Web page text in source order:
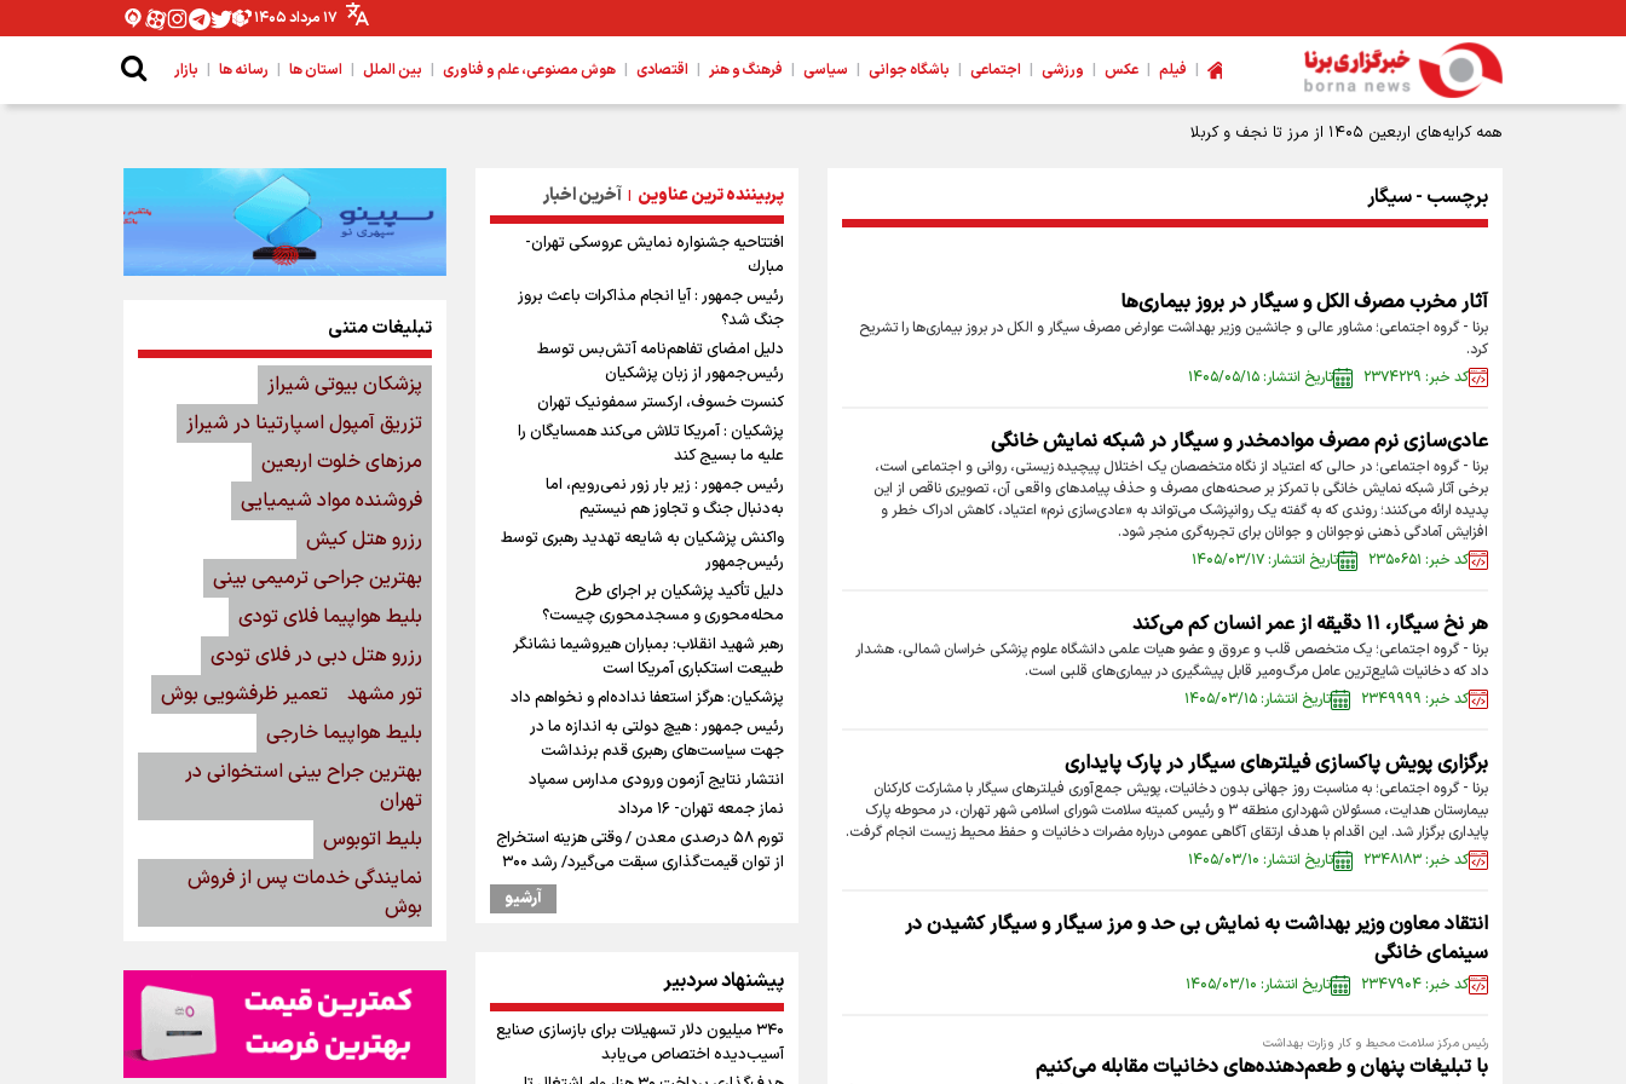
۱۷ مرداد ۱۴۰۵
| فیلم | عکس | ورزشی | اجتماعی | باشگاه جوانی | سیاسی | فرهنگ و هنر | اقتصادی | هوش مصنوعی، علم و فناوری | بین الملل | استان ها | رسانه ها | بازار
همه کرایه‌های اربعین ۱۴۰۵ از مرز تا نجف و کربلا
برچسب - سیگار
آثار مخرب مصرف الکل و سیگار در بروز بیماری‌ها
برنا - گروه اجتماعی؛ مشاور عالی و جانشین وزیر بهداشت عوارض مصرف سیگار و الکل در بروز بیماری‌ها را تشریح
کرد.
کد خبر: ۲۳۷۴۲۲۹
تاریخ انتشار: ۱۴۰۵/۰۵/۱۵
عادی‌سازی نرم مصرف موادمخدر و سیگار در شبکه نمایش خانگی
برنا - گروه اجتماعی؛ در حالی که اعتیاد از نگاه متخصصان یک اختلال پیچیده زیستی، روانی و اجتماعی است،
برخی آثار شبکه نمایش خانگی با تمرکز بر صحنه‌های مصرف و حذف پیامد‌های واقعی آن، تصویری ناقص از این
پدیده ارائه می‌کنند؛ روندی که به گفته یک روانپزشک می‌تواند به «عادی‌سازی نرم» اعتیاد، کاهش ادراک خطر و
افزایش آمادگی ذهنی نوجوانان و جوانان برای تجربه‌گری منجر شود.
کد خبر: ۲۳۵۰۶۵۱
تاریخ انتشار: ۱۴۰۵/۰۳/۱۷
هر نخ سیگار، ۱۱ دقیقه از عمر انسان کم می‌کند
برنا - گروه اجتماعی؛ یک متخصص قلب و عروق و عضو هیات علمی دانشگاه علوم پزشکی خراسان شمالی، هشدار
داد که دخانیات شایع‌ترین عامل مرگ‌ومیر قابل پیشگیری در بیماری‌های قلبی است.
کد خبر: ۲۳۴۹۹۹۹
تاریخ انتشار: ۱۴۰۵/۰۳/۱۵
برگزاری پویش پاکسازی فیلتر‌های سیگار در پارک پایداری
برنا - گروه اجتماعی؛ به مناسبت روز جهانی بدون دخانیات، پویش جمع‌آوری فیلتر‌های سیگار با مشارکت کارکنان
بیمارستان هدایت، مسئولان شهرداری منطقه ۳ و رئیس کمیته سلامت شورای اسلامی شهر تهران، در محوطه پارک
پایداری برگزار شد. این اقدام با هدف ارتقای آگاهی عمومی درباره مضرات دخانیات و حفظ محیط زیست انجام گرفت.
کد خبر: ۲۳۴۸۱۸۳
تاریخ انتشار: ۱۴۰۵/۰۳/۱۰
انتقاد معاون وزیر بهداشت به نمایش بی حد و مرز سیگار و سیگار کشیدن در
سینمای خانگی
کد خبر: ۲۳۴۷۹۰۴ تاریخ انتشار: ۱۴۰۵/۰۳/۱۰
رئیس مرکز سلامت محیط و کار وزارت بهداشت
با تبلیغات پنهان و طعم‌دهنده‌های دخانیات مقابله می‌کنیم
پربیننده ترین عناوین | آخرین اخبار
افتتاحیه جشنواره نمايش عروسكى تهران-
مبارك
رئیس جمهور : آیا انجام مذاکرات باعث بروز
جنگ شد؟
دلیل امضای تفاهم‌نامه آتش‌بس توسط
رئیس‌جمهور از زبان پزشکیان
کنسرت خسوف، ارکستر سمفونیک تهران
پزشکیان : آمریکا تلاش می‌کند همسایگان را
علیه ما بسیج کند
رئیس جمهور : زیر بار زور نمی‌رویم، اما
به‌دنبال جنگ و تجاوز هم نیستیم
واکنش پزشکیان به شایعه تهدید رهبری توسط
رئیس‌جمهور
دلیل تأکید پزشکیان بر اجرای طرح
محله‌محوری و مسجدمحوری چیست؟
رهبر شهید انقلاب: بمباران هیروشیما نشانگر
طبیعت استکباری آمریکا است
پزشکیان: هرگز استعفا نداده‌ام و نخواهم داد
رئیس جمهور : هیچ دولتی به اندازه ما در
جهت سیاست‌های رهبری قدم برنداشت
انتشار نتایج آزمون ورودی مدارس سمپاد
نماز جمعه تهران- ۱۶ مرداد
تورم ۵۸ درصدی معدن / وقتی هزینه استخراج
از توان قیمت‌گذاری سبقت می‌گیرد/ رشد ۳۰۰
ترامپ انگشت تهدید را به سمت سوئیس
پالایشگاه نفت اسلواکی منفجر شد
وزیر ورزش و جوانان ایران از مرکز ملی جودوی
جمهوری آذربایجان بازدید کرد
موسی جنپو، بازیکن فصل گذشته استقلال به
پانتولیکوس یونان پیوست
آرشیو
پیشنهاد سردبیر
۳۴۰ میلیون دلار تسهیلات برای بازسازی صنایع
آسیب‌دیده اختصاص می‌یابد
تبلیغات متنی
پزشکان بیوتی شیراز
تزریق آمپول اسپارتینا در شیراز
مرزهای خلوت اربعین
فروشنده مواد شیمیایی
رزرو هتل کیش
بهترین جراحی ترمیمی بینی
بلیط هواپیما فلای تودی
رزرو هتل دبی در فلای تودی
تور مشهد
تعمیر ظرفشویی بوش
بلیط هواپیما خارجی
بهترین جراح بینی استخوانی در
تهران
بلیط اتوبوس
نمایندگی خدمات پس از فروش
بوش